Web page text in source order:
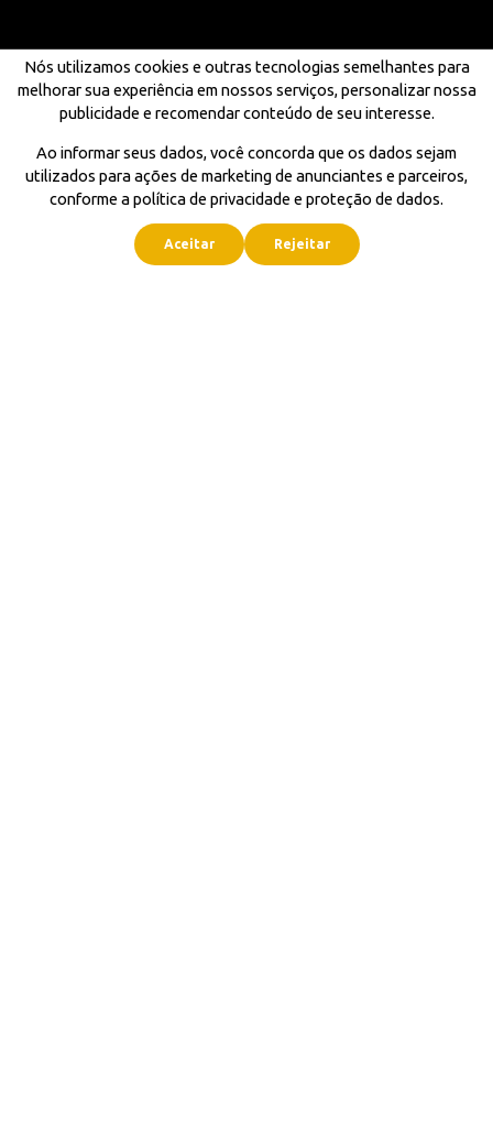
Nós utilizamos cookies e outras tecnologias semelhantes para
melhorar sua experiência em nossos serviços, personalizar nossa
publicidade e recomendar conteúdo de seu interesse.
Ao informar seus dados, você concorda que os dados sejam
utilizados para ações de marketing de anunciantes e parceiros,
conforme a política de privacidade e proteção de dados.
Aceitar Rejeitar